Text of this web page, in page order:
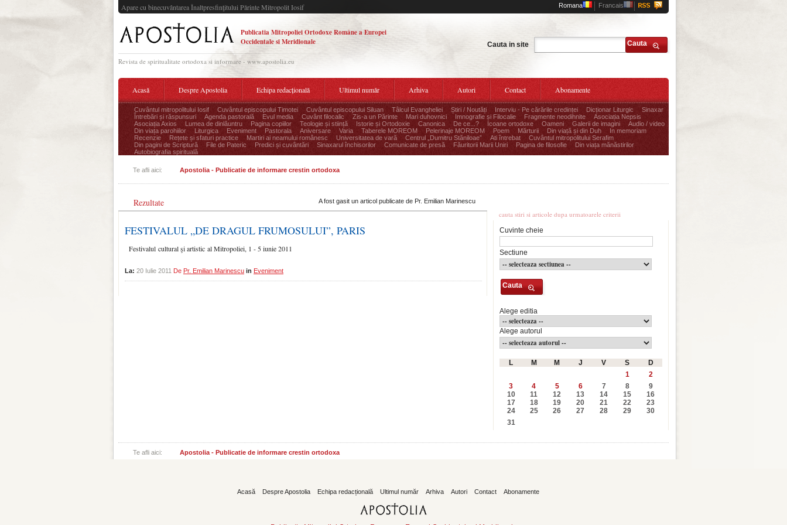
Apare cu binecuvântarea Înaltpresfinţitului Părinte Mitropolit Iosif Romana Francais
Publicatia Mitropoliei Ortodoxe Române a Europei
Occidentale si Meridionale
Revista de spiritualitate ortodoxa si informare - www.apostolia.eu
Cauta in site Cauta
Acasă Despre Apostolia Echipa redacțională Ultimul număr Arhiva Autori Contact Abonamente
Cuvântul mitropolitului Iosif Cuvântul episcopului Timotei Cuvântul episcopului Siluan Tâlcul Evangheliei Știri / Noutăți Interviu - Pe cărările credinței Dicționar Liturgic
Sinaxar
Întrebări și răspunsuri
Agenda pastorală Evul media Cuvânt filocalic Zis-a un Părinte Mari duhovnici Imnografie și Filocalie Fragmente neodihnite
Asociația Nepsis
Asociația Axios
Lumea de dinlăuntru Pagina copiilor Teologie și stiință Istorie și Ortodoxie Canonica De ce...? Icoane ortodoxe Oameni Galerii de imagini
Audio / video
Din viața parohiilor
Liturgica Eveniment Pastorala Aniversare Varia Taberele MOREOM Pelerinaje MOREOM Poem Mărturii Din viață și din Duh
In memoriam
Recenzie
Rețete și sfaturi practice Martiri ai neamului românesc Universitatea de vară Centrul „Dumitru Stăniloae” Ati întrebat
Cuvântul mitropolitului Serafim
Din pagini de Scriptură
File de Pateric Predici și cuvântări Sinaxarul închisorilor Comunicate de presă Făuritorii Marii Uniri Pagina de filosofie
Din viața mănăstirilor
Autobiografia spirituală
Te afli aici: Apostolia - Publicatie de informare crestin ortodoxa
Rezultate A fost gasit un articol publicate de Pr. Emilian Marinescu
FESTIVALUL „DE DRAGUL FRUMOSULUI”, PARIS
Festivalul cultural şi artistic al Mitropoliei, 1 - 5 iunie 2011
La: 20 Iulie 2011 De Pr. Emilian Marinescu in Eveniment
cauta stiri si articole dupa urmatoarele criterii
Cuvinte cheie
Sectiune
Cauta
Alege editia
Alege autorul
L M M J V S
D
1
2
3
4 5 6 7 8
9
10
11 12 13 14 15
16
17
18 19 20 21 22
23
24
25 26 27 28 29
30
31
Te afli aici: Apostolia - Publicatie de informare crestin ortodoxa
Acasă Despre Apostolia Echipa redacțională Ultimul număr Arhiva Autori Contact Abonamente